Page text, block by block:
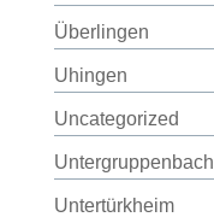
Überlingen
Uhingen
Uncategorized
Untergruppenbach
Untertürkheim